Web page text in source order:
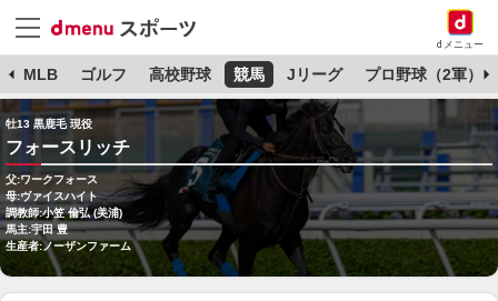
dメニュー
MLB ゴルフ 高校野球 競馬 Jリーグ プロ野球（2軍）
牡13 黒鹿毛 現役
フォースリッチ
父:ワークフォース
母:ヴァイスハイト
調教師:小笠 倫弘 (美浦)
馬主:宇田 豊
生産者:ノーザンファーム